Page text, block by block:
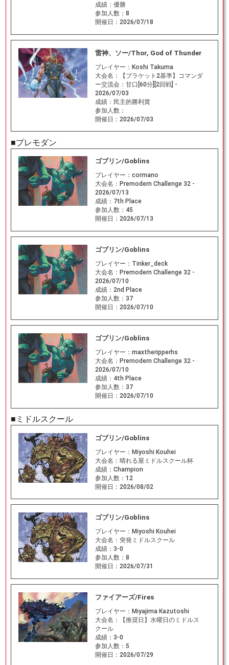
成績： 優勝
参加人数： 8
開催日： 2026/07/18
雷神、ソー/Thor, God of Thunder
プレイヤー： Koshi Takuma
大会名：
【ブラケット2基準】コマンダ
ー交流会：甘口[60分][2回戦] -
2026/07/03
成績： 民主的勝利賞
参加人数：
開催日： 2026/07/03
■プレモダン
ゴブリン/Goblins
プレイヤー： cormano
大会名： Premodern Challenge 32 -
2026/07/13
成績： 7th Place
参加人数： 45
開催日： 2026/07/13
ゴブリン/Goblins
プレイヤー： Tinker_deck
大会名： Premodern Challenge 32 -
2026/07/10
成績： 2nd Place
参加人数： 37
開催日： 2026/07/10
ゴブリン/Goblins
プレイヤー： maxtheripperhs
大会名： Premodern Challenge 32 -
2026/07/10
成績： 4th Place
参加人数： 37
開催日： 2026/07/10
■ミドルスクール
ゴブリン/Goblins
プレイヤー： Miyoshi Kouhei
大会名： 晴れる屋ミドルスクール杯
成績： Champion
参加人数： 12
開催日： 2026/08/02
ゴブリン/Goblins
プレイヤー： Miyoshi Kouhei
大会名： 突発ミドルスクール
成績： 3-0
参加人数： 8
開催日： 2026/07/31
ファイアーズ/Fires
プレイヤー： Miyajima Kazutoshi
大会名：
【推奨日】水曜日のミドルス
クール
成績： 3-0
参加人数： 5
開催日： 2026/07/29